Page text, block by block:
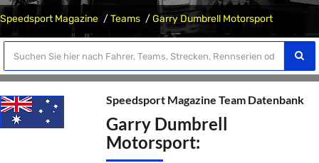
Speedsport Magazine Teams Garry Dumbrell Motorsport
Speedsport Magazine Team Datenbank
Garry Dumbrell
Motorsport: